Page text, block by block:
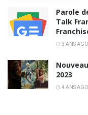
Parole
Talk
3 ANS AGO
2023
4 ANS AGO